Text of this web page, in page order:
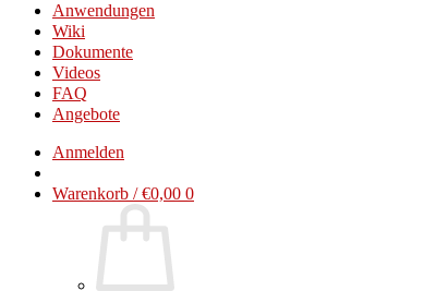
Anwendungen
Wiki
Dokumente
Videos
FAQ
Angebote
Anmelden
Warenkorb /€0,00 0